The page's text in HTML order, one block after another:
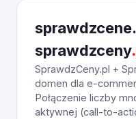
sprawdzceny
SprawdzCeny.pl +
domen dla e-
Połączenie liczby
aktywnej (call-to-